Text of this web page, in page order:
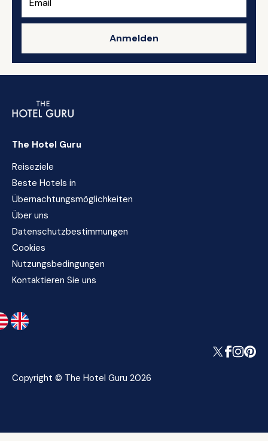
Anmelden
The Hotel Guru
Reiseziele
Beste Hotels in
Übernachtungsmöglichkeiten
Über uns
Datenschutzbestimmungen
Cookies
Nutzungsbedingungen
Kontaktieren Sie uns
Copyright © The Hotel Guru 2026